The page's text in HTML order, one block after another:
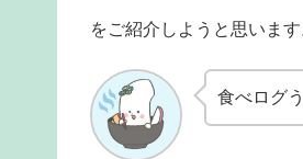
をご紹介しようと思います
食べログ